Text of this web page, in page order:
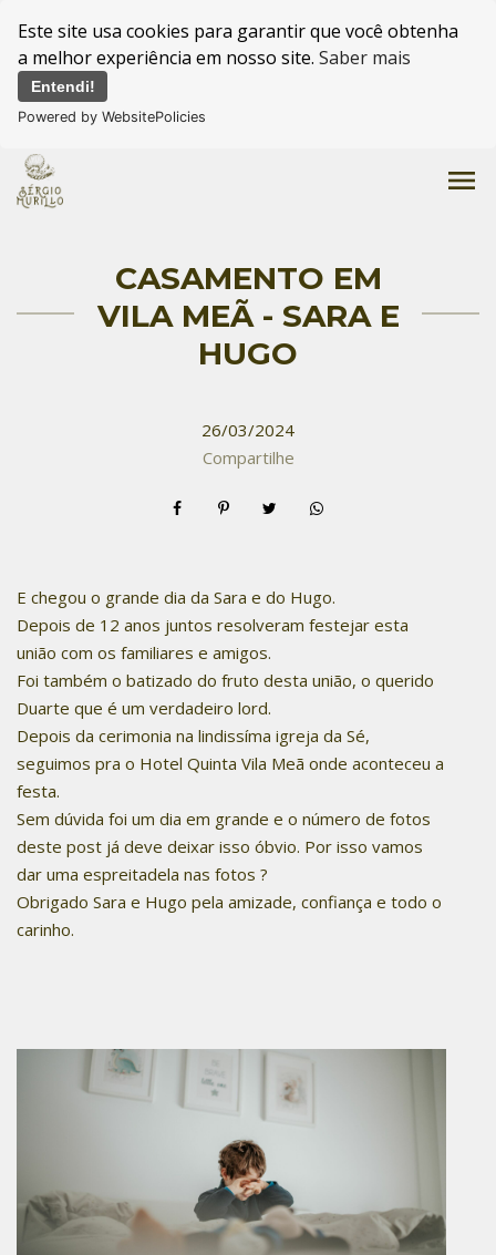
Este site usa cookies para garantir que você obtenha
a melhor experiência em nosso site. Saber mais
Entendi!
Powered by WebsitePolicies
menu
CASAMENTO EM
VILA MEÃ - SARA E
HUGO
26/03/2024
Compartilhe
E chegou o grande dia da Sara e do Hugo.
Depois de 12 anos juntos resolveram festejar esta
união com os familiares e amigos.
Foi também o batizado do fruto desta união, o querido
Duarte que é um verdadeiro lord.
Depois da cerimonia na lindissíma igreja da Sé,
seguimos pra o Hotel Quinta Vila Meã onde aconteceu a
festa.
Sem dúvida foi um dia em grande e o número de fotos
deste post já deve deixar isso óbvio. Por isso vamos
dar uma espreitadela nas fotos ?
Obrigado Sara e Hugo pela amizade, confiança e todo o
carinho.